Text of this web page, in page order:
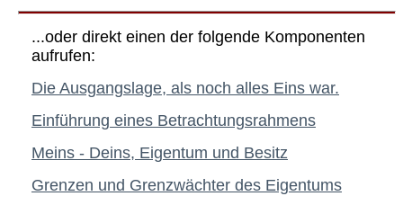
...oder direkt einen der folgende Komponenten
aufrufen:
Die Ausgangslage, als noch alles Eins war.
Einführung eines Betrachtungsrahmens
Meins - Deins, Eigentum und Besitz
Grenzen und Grenzwächter des Eigentums